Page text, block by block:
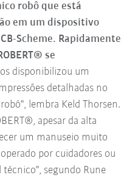
robô que está
em um dispositivo
Scheme. Rapidamente
se
disponibilizou um
detalhadas no
lembra Keld Thorsen.
apesar da alta
um manuseio muito
por cuidadores ou
técnico", segundo Rune